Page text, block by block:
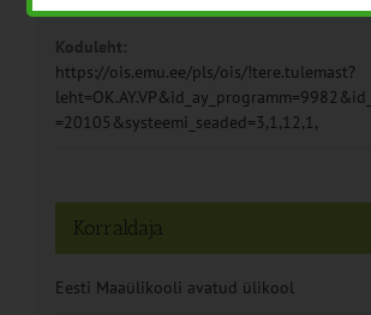
Koduleht:
https://ois.emu.ee/pls/ois/!tere.tulemast?
=20105&systeemi_seaded=3,1,12,1,
Korraldaja
Eesti Maaülikooli avatud ülikool